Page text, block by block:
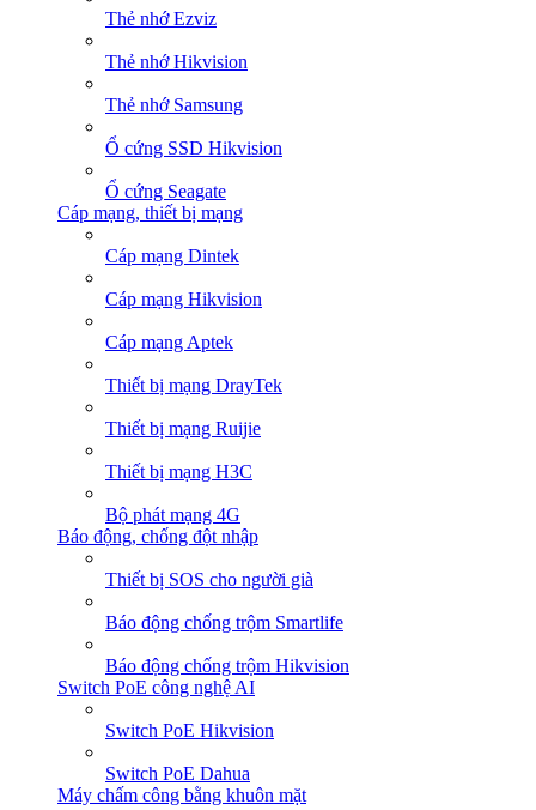
Thẻ nhớ Ezviz
Thẻ nhớ Hikvision
Thẻ nhớ Samsung
Ổ cứng SSD Hikvision
Ổ cứng Seagate
Cáp mạng, thiết bị mạng
Cáp mạng Dintek
Cáp mạng Hikvision
Cáp mạng Aptek
Thiết bị mạng DrayTek
Thiết bị mạng Ruijie
Thiết bị mạng H3C
Bộ phát mạng 4G
Báo động, chống đột nhập
Thiết bị SOS cho người già
Báo động chống trộm Smartlife
Báo động chống trộm Hikvision
Switch PoE công nghệ AI
Switch PoE Hikvision
Switch PoE Dahua
Máy chấm công bằng khuôn mặt